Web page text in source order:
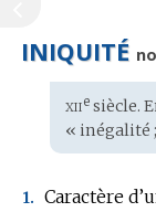
INIQUITÉ
Étymologie
:
xiiesiècle.
« inégalité
1. Caractère